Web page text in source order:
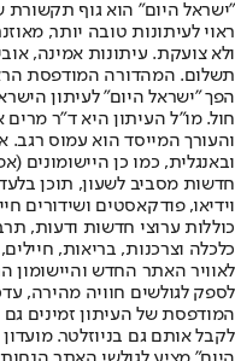
"ישראל היום" הוא גוף תקשורת
ראוי לעיתונות טובה יותר,
ולא צועקת. עיתונות אמינה,
הפך "ישראל היום" לעיתון
חול. מו"ל העיתון היא ד"ר
והעורך המייסד הוא עמוס
חדשות מסביב לשעון, תוכן
וידיאו, פודקאסטים ושידורים
כוללות ערוצי חדשות ודעות,
לאוויר האתר החדש
לספק לגולשים חוויה מהירה,
המודפסת של העיתון זמינים
לקבל אותם גם בניוזלטר.